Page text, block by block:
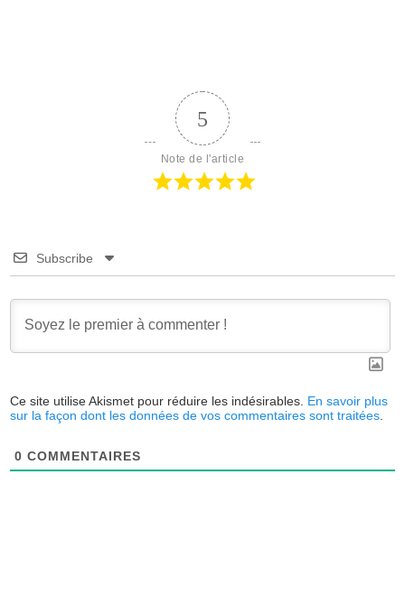
5
Note de l'article
Subscribe
Ce site utilise Akismet pour réduire les indésirables. En savoir plus
sur la façon dont les données de vos commentaires sont traitées
0 COMMENTAIRES